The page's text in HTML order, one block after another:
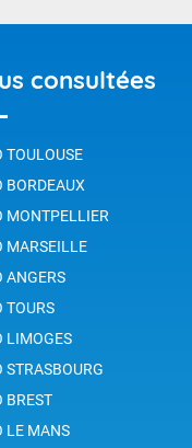
consultées
TOULOUSE
BORDEAUX
MONTPELLIER
MARSEILLE
ANGERS
TOURS
LIMOGES
STRASBOURG
BREST
LE MANS